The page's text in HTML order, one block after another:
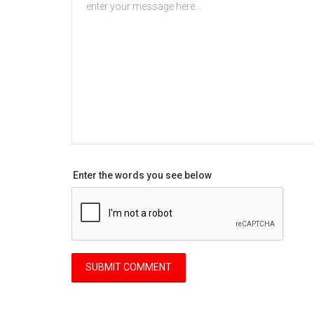
Enter the words you see below